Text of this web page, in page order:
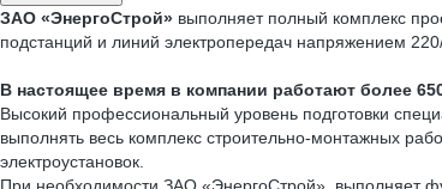
ЗАО «ЭнергоСтрой» выполняет полный комплекс
подстанций и линий электропередач напряжением
В настоящее время в компании работают более
Высокий профессиональный уровень подготовки
выполнять весь комплекс строительно-монтажных
электроустановок.